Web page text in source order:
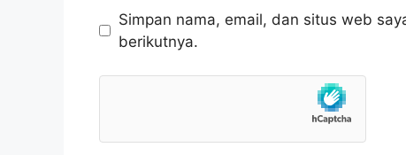
Simpan nama, email, dan situs web
berikutnya.